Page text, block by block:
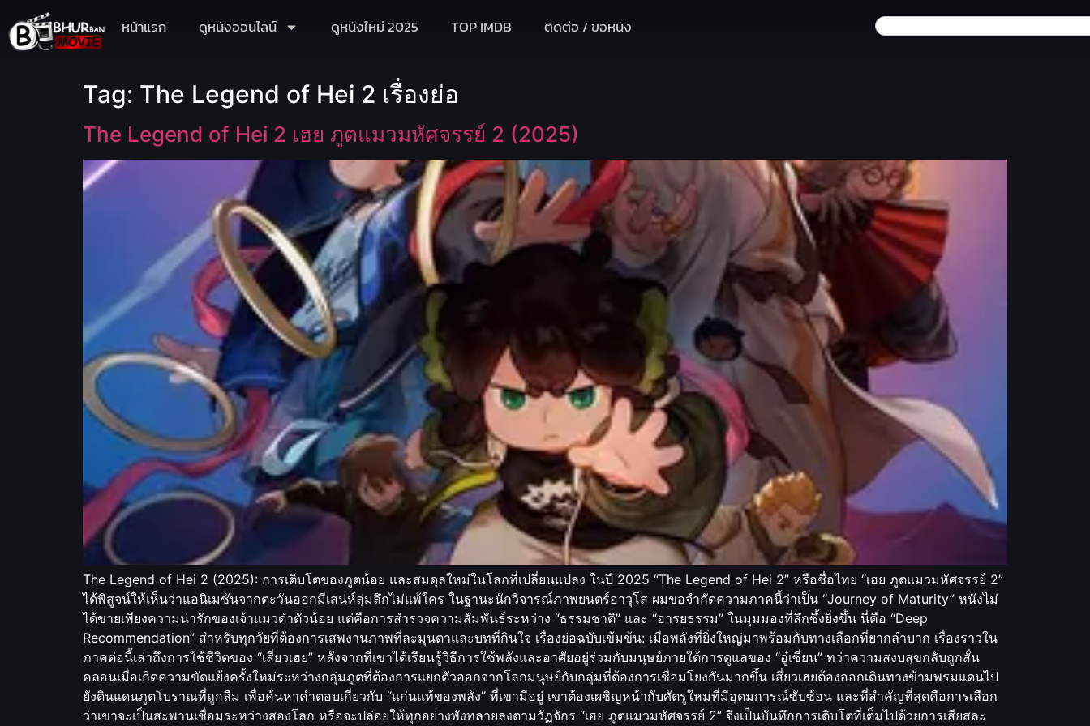
หน้าแรก ดูหนังออนไลน์ ดูหนังใหม่ 2025 TOP IMDB ติดต่อ / ขอหนัง
Tag: The Legend of Hei 2 เรื่องย่อ
The Legend of Hei 2 เฮย ภูตแมวมหัศจรรย์ 2 (2025)
The Legend of Hei 2 (2025): การเติบโตของภูตน้อย และสมดุลใหม่ในโลกที่เปลี่ยนแปลง ในปี 2025 “The Legend of Hei 2” หรือชื่อไทย “เฮย ภูตแมวมหัศจรรย์ 2”
ได้พิสูจน์ให้เห็นว่าแอนิเมชันจากตะวันออกมีเสน่ห์ลุ่มลึกไม่แพ้ใคร ในฐานะนักวิจารณ์ภาพยนตร์อาวุโส ผมขอจำกัดความภาคนี้ว่าเป็น “Journey of Maturity” หนังไม่
ได้ขายเพียงความน่ารักของเจ้าแมวดำตัวน้อย แต่คือการสำรวจความสัมพันธ์ระหว่าง “ธรรมชาติ” และ “อารยธรรม” ในมุมมองที่ลึกซึ้งยิ่งขึ้น นี่คือ “Deep
Recommendation” สำหรับทุกวัยที่ต้องการเสพงานภาพที่ละมุนตาและบทที่กินใจ เรื่องย่อฉบับเข้มข้น: เมื่อพลังที่ยิ่งใหญ่มาพร้อมกับทางเลือกที่ยากลำบาก เรื่องราวใน
ภาคต่อนี้เล่าถึงการใช้ชีวิตของ “เสี่ยวเฮย” หลังจากที่เขาได้เรียนรู้วิธีการใช้พลังและอาศัยอยู่ร่วมกับมนุษย์ภายใต้การดูแลของ “อู๋เซี่ยน” ทว่าความสงบสุขกลับถูกสั่น
คลอนเมื่อเกิดความขัดแย้งครั้งใหม่ระหว่างกลุ่มภูตที่ต้องการแยกตัวออกจากโลกมนุษย์กับกลุ่มที่ต้องการเชื่อมโยงกันมากขึ้น เสี่ยวเฮยต้องออกเดินทางข้ามพรมแดนไป
ยังดินแดนภูตโบราณที่ถูกลืม เพื่อค้นหาคำตอบเกี่ยวกับ “แก่นแท้ของพลัง” ที่เขามีอยู่ เขาต้องเผชิญหน้ากับศัตรูใหม่ที่มีอุดมการณ์ซับซ้อน และที่สำคัญที่สุดคือการเลือก
ว่าเขาจะเป็นสะพานเชื่อมระหว่างสองโลก หรือจะปล่อยให้ทุกอย่างพังทลายลงตามวัฏจักร “เฮย ภูตแมวมหัศจรรย์ 2” จึงเป็นบันทึกการเติบโตที่เต็มไปด้วยการเสียสละ